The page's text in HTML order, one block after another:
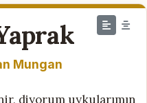
Mungan
diyorum uykularımın